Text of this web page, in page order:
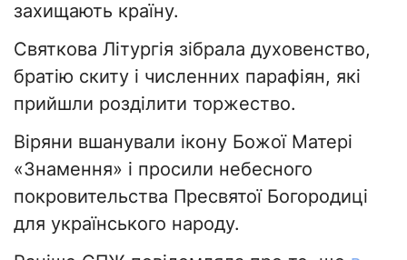
захищають країну.
Святкова Літургія зібрала духовенство,
братію скиту і численних парафіян, які
прийшли розділити торжество.
Віряни вшанували ікону Божої Матері
«Знамення» і просили небесного
покровительства Пресвятої Богородиці
для українського народу.